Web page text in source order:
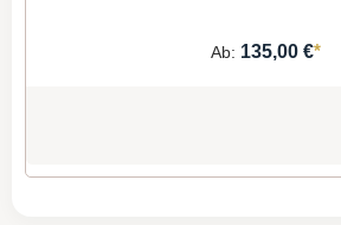
Ab: 135,00 €*